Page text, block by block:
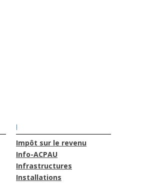
I
Impôt sur le revenu
Info-ACPAU
Infrastructures
Installations